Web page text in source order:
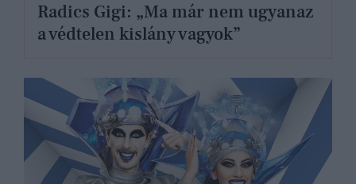
Radics Gigi: „Ma már nem ugyanaz
a védtelen kislány vagyok”